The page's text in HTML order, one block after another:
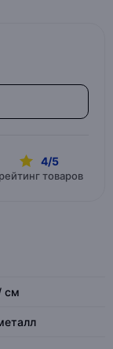
4/5
рейтинг товаров
см